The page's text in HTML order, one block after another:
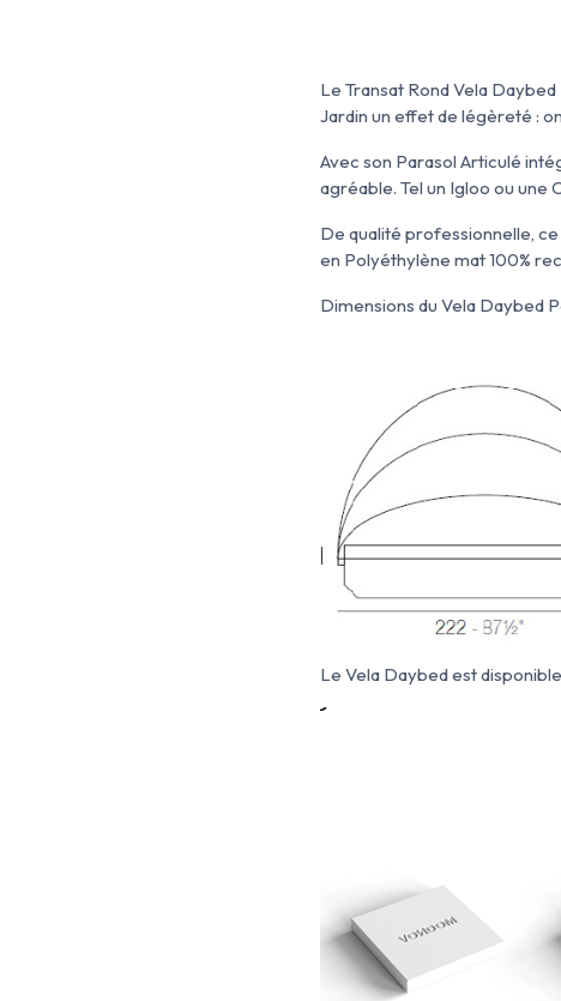
Le Transat Rond Vela
Jardin un effet de légèreté :
Avec son Parasol Articulé
agréable. Tel un Igloo ou une
De qualité professionnelle,
en Polyéthylène mat 100%
Dimensions du Vela Daybed
Le Vela Daybed est